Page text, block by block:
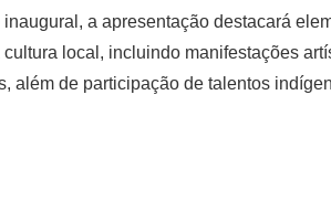
a apresentação destacará
local, incluindo manifestações
além de participação de talentos